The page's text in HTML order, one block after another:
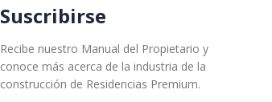
Suscribirse
Recibe nuestro Manual del Propietario y
conoce más acerca de la industria de la
construcción de Residencias Premium.